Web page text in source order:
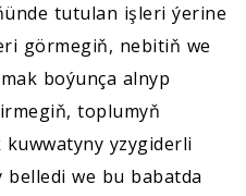
tutulan işleri ýerine
görmegiň, nebitiň we
boýunça alnyp
toplumyň
yzygiderli
we bu babatda